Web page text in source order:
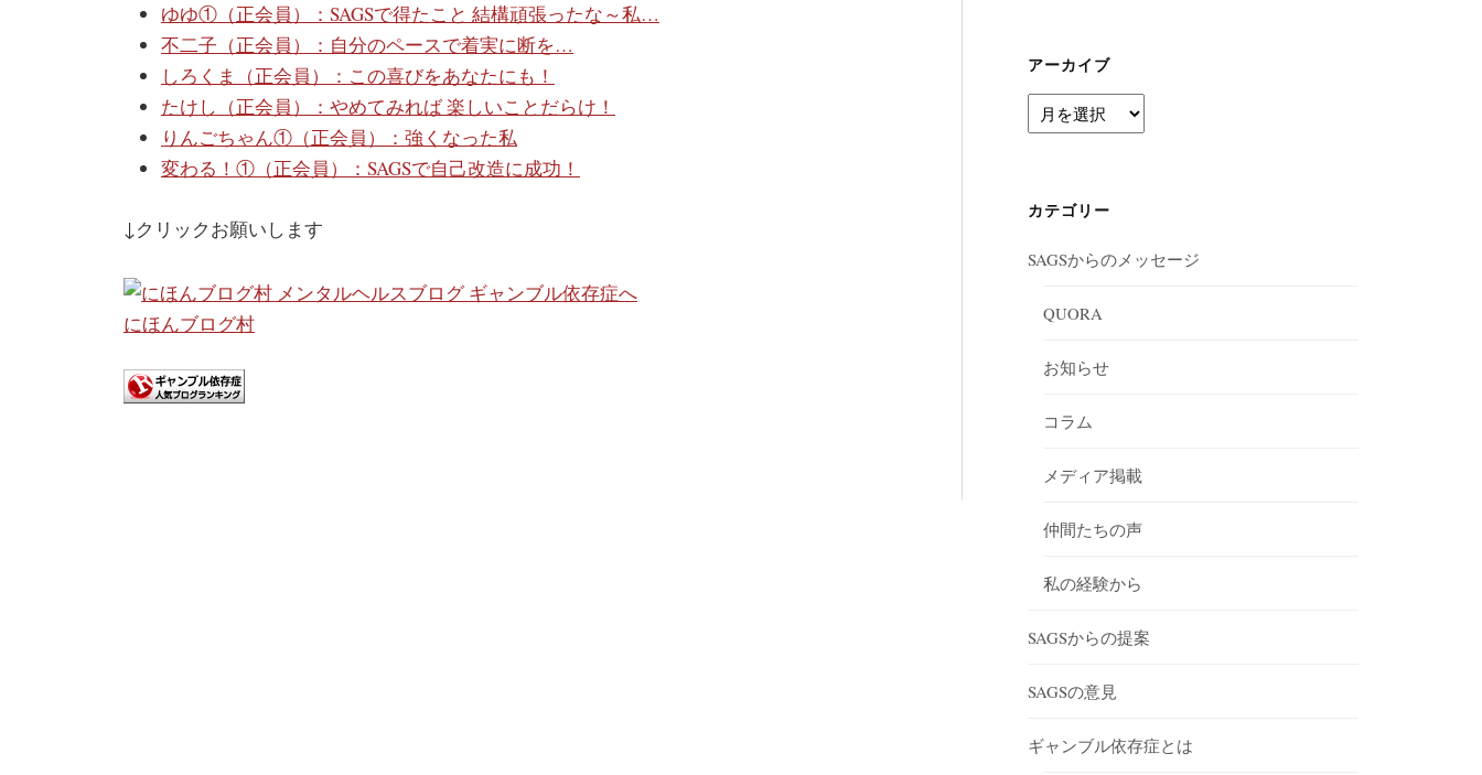
ゆゆ①（正会員）：SAGSで得たこと 結構頑張ったな～私…
不二子（正会員）：自分のペースで着実に断を…
しろくま（正会員）：この喜びをあなたにも！
たけし（正会員）：やめてみれば 楽しいことだらけ！
りんごちゃん①（正会員）：強くなった私
変わる！①（正会員）：SAGSで自己改造に成功！
↓クリックお願いします
にほんブログ村
アーカイブ
ア
ー
ブ
カテゴリー
SAGSからのメッセージ
QUORA
お知らせ
コラム
メディア掲載
仲間たちの声
私の経験から
SAGSからの提案
SAGSの意見
ギャンブル依存症とは